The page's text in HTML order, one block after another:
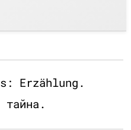
Erzählung.
тайна.